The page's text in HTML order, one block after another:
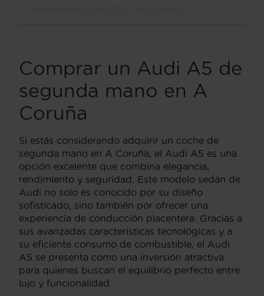
Comprar un Audi A5 de
segunda mano en A
Coruña
Si estás considerando adquirir un coche de
segunda mano en A Coruña, el Audi A5 es una
opción excelente que combina elegancia,
rendimiento y seguridad. Este modelo sedán de
Audi no solo es conocido por su diseño
sofisticado, sino también por ofrecer una
experiencia de conducción placentera. Gracias a
sus avanzadas características tecnológicas y a
su eficiente consumo de combustible, el Audi
A5 se presenta como una inversión atractiva
para quienes buscan el equilibrio perfecto entre
lujo y funcionalidad.